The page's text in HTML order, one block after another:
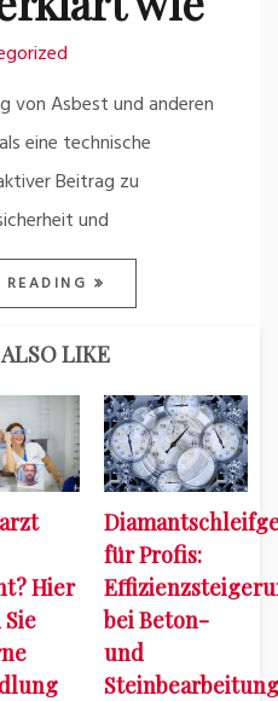
von Asbest und anderen
eine technische
Beitrag zu
und
READING
LIKE
Hier
für Profis:
bei Beton-
und
Steinbearbeitung